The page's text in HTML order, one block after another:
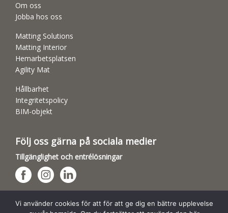
Om oss
Jobba hos oss
Matting Solutions
Matting Interior
Hemarbetsplatsen
Agility Mat
Hållbarhet
Integritetspolicy
BIM-objekt
Följ oss gärna på sociala medier
Tillgänglighet och entrélösningar
Hundsporthallar
Vi använder cookies för att för att ge dig en bättre upplevelse